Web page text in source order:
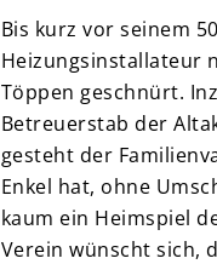
Bis kurz vor seinem
Heizungsinstallateur
Töppen geschnürt.
Betreuerstab der
gesteht der
Enkel hat, ohne
kaum ein Heimspiel
Verein wünscht sich,